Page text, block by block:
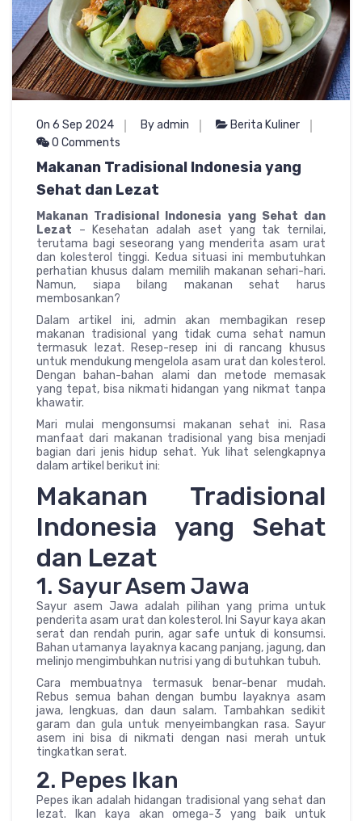
On 6 Sep 2024 By admin
Berita Kuliner
0 Comments
Makanan Tradisional Indonesia yang
Sehat dan Lezat
Makanan Tradisional Indonesia yang Sehat dan
Lezat – Kesehatan adalah aset yang tak ternilai,
terutama bagi seseorang yang menderita asam urat
dan kolesterol tinggi. Kedua situasi ini membutuhkan
perhatian khusus dalam memilih makanan sehari-hari.
Namun, siapa bilang makanan sehat harus
membosankan?
Dalam artikel ini, admin akan membagikan resep
makanan tradisional yang tidak cuma sehat namun
termasuk lezat. Resep-resep ini di rancang khusus
untuk mendukung mengelola asam urat dan kolesterol.
Dengan bahan-bahan alami dan metode memasak
yang tepat, bisa nikmati hidangan yang nikmat tanpa
khawatir.
Mari mulai mengonsumsi makanan sehat ini. Rasa
manfaat dari makanan tradisional yang bisa menjadi
bagian dari jenis hidup sehat. Yuk lihat selengkapnya
dalam artikel berikut ini:
Makanan Tradisional
Indonesia yang Sehat
dan Lezat
1. Sayur Asem Jawa
Sayur asem Jawa adalah pilihan yang prima untuk
penderita asam urat dan kolesterol. Ini Sayur kaya akan
serat dan rendah purin, agar safe untuk di konsumsi.
Bahan utamanya layaknya kacang panjang, jagung, dan
melinjo mengimbuhkan nutrisi yang di butuhkan tubuh.
Cara membuatnya termasuk benar-benar mudah.
Rebus semua bahan dengan bumbu layaknya asam
jawa, lengkuas, dan daun salam. Tambahkan sedikit
garam dan gula untuk menyeimbangkan rasa. Sayur
asem ini bisa di nikmati dengan nasi merah untuk
tingkatkan serat.
2. Pepes Ikan
Pepes ikan adalah hidangan tradisional yang sehat dan
lezat. Ikan kaya akan omega-3 yang baik untuk